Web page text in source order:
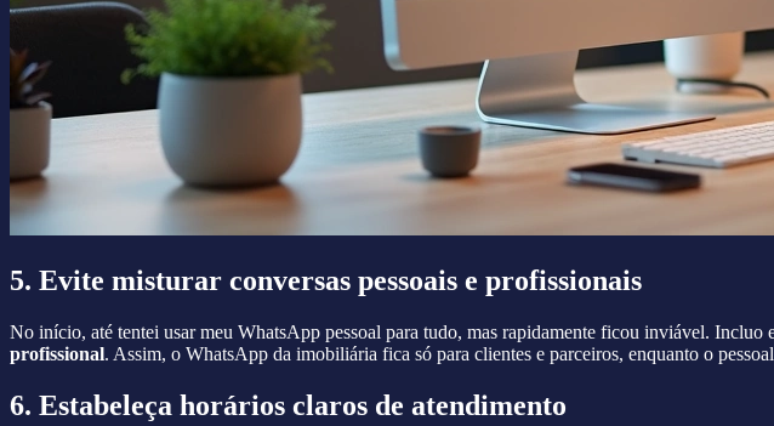
5. Evite misturar conversas pessoais e profissionais
No início, até tentei usar meu WhatsApp pessoal para tudo, mas rapidamente ficou inviável. Incluo
profissional. Assim, o WhatsApp da imobiliária fica só para clientes e parceiros, enquanto o
6. Estabeleça horários claros de atendimento